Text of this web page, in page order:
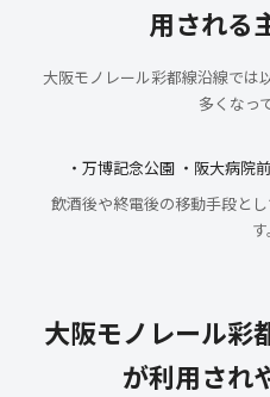
用される
大阪モノレール彩都線沿線では
多くなっ
・万博記念公園 ・阪大病院
飲酒後や終電後の移動手段と
す。
大阪モノレール彩
が利用され